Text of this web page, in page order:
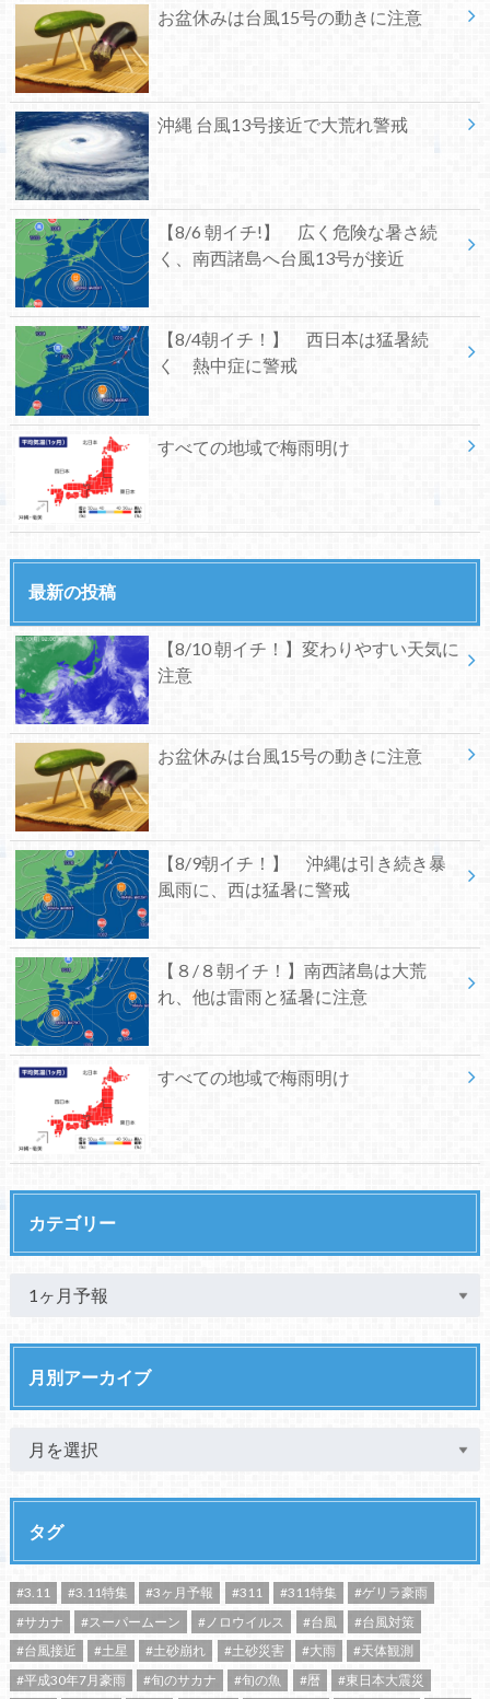
お盆休みは台風15号の動きに注意
沖縄 台風13号接近で大荒れ警戒
【8/6 朝イチ!】 広く危険な暑さ続
く、南西諸島へ台風13号が接近
【8/4朝イチ！】 西日本は猛暑続
く 熱中症に警戒
すべての地域で梅雨明け
最新の投稿
【8/10 朝イチ！】変わりやすい天気に
注意
お盆休みは台風15号の動きに注意
【8/9朝イチ！】 沖縄は引き続き暴
風雨に、西は猛暑に警戒
【８/８朝イチ！】南西諸島は大荒
れ、他は雷雨と猛暑に注意
すべての地域で梅雨明け
カテゴリー
月別アーカイブ
タグ
#3.11 #3.11特集 #3ヶ月予報 #311 #311特集
#ゲリラ豪雨
#サカナ
#スーパームーン #ノロウイルス #台風
#台風対策
#台風接近
#土星 #土砂崩れ #土砂災害 #大雨
#天体観測
#平成30年7月豪雨
#旬のサカナ #旬の魚 #暦
#東日本大震災